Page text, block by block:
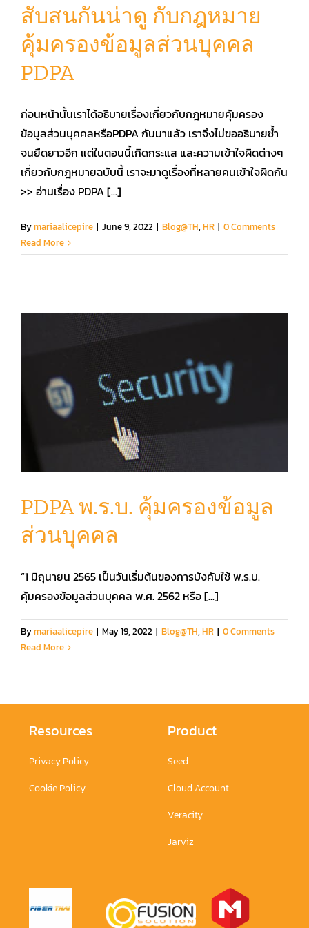
คู่มือการใช้งาน
เข้าสู่ระบบ​
สับสนกันน่าดู กับกฎหมาย
คุ้มครองข้อมูลส่วนบุคคล
PDPA
ก่อนหน้านั้นเราได้อธิบายเรื่องเกี่ยวกับกฎหมายคุ้มครอง
ข้อมูลส่วนบุคคลหรือPDPA กันมาแล้ว เราจึงไม่ขออธิบายซ้ำ
จนยืดยาวอีก แต่ในตอนนี้เกิดกระแส และความเข้าใจผิดต่างๆ
เกี่ยวกับกฎหมายฉบับนี้ เราจะมาดูเรื่องที่หลายคนเข้าใจผิดกัน
>> อ่านเรื่อง PDPA [...]
Bymariaalicepire | June 9, 2022 | Blog@TH, HR | 0 Comments
Read More
PDPA พ.ร.บ. คุ้มครองข้อมูล
ส่วนบุคคล
“1 มิถุนายน 2565 เป็นวันเริ่มต้นของการบังคับใช้ พ.ร.บ.
คุ้มครองข้อมูลส่วนบุคคล พ.ศ. 2562 หรือ [...]
Bymariaalicepire | May 19, 2022 | Blog@TH, HR | 0 Comments
Read More
Resources
Privacy Policy
Cookie Policy
Product
Seed
Cloud Account
Veracity
Jarviz